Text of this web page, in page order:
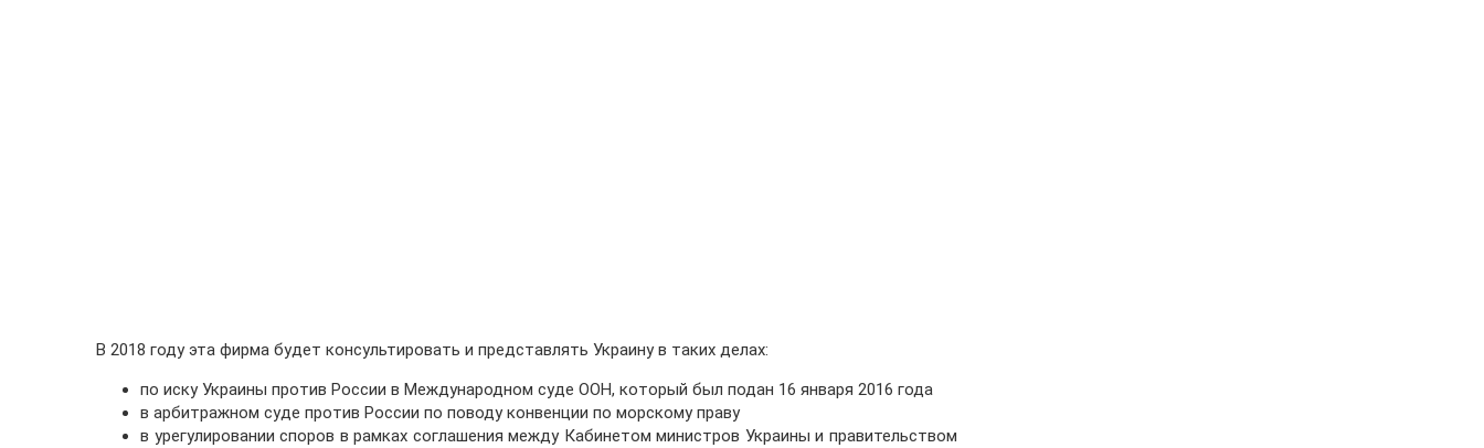
В 2018 году эта фирма будет консультировать и представлять Украину в таких делах:
по иску Украины против России в Международном суде ООН, который был подан 16 января 2016 года
в арбитражном суде против России по поводу конвенции по морскому праву
в урегулировании споров в рамках соглашения между Кабинетом министров Украины и правительством